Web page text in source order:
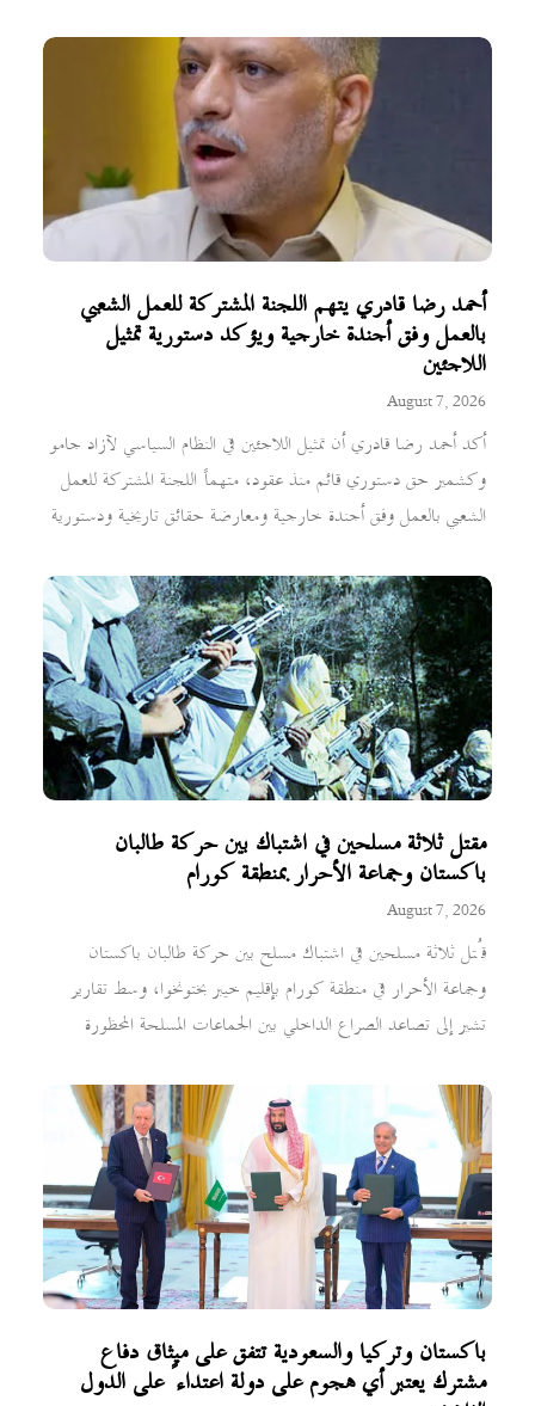
أحمد رضا قادري يتهم اللجنة المشتركة للعمل الشعبي
بالعمل وفق أجندة خارجية ويؤكد دستورية تمثيل
اللاجئين
August 7, 2026
أكد أحمد رضا قادري أن تمثيل اللاجئين في النظام السياسي لآزاد جامو
وكشمير حق دستوري قائم منذ عقود، متهماً اللجنة المشتركة للعمل
الشعبي بالعمل وفق أجندة خارجية ومعارضة حقائق تاريخية ودستورية
مقتل ثلاثة مسلحين في اشتباك بين حركة طالبان
باكستان وجماعة الأحرار بمنطقة كورام
August 7, 2026
قُتل ثلاثة مسلحين في اشتباك مسلح بين حركة طالبان باكستان
وجماعة الأحرار في منطقة كورام بإقليم خيبر بختونخوا، وسط تقارير
تشير إلى تصاعد الصراع الداخلي بين الجماعات المسلحة المحظورة
باكستان وتركيا والسعودية تتفق على ميثاق دفاع
مشترك يعتبر أي هجوم على دولة اعتداءً على الدول